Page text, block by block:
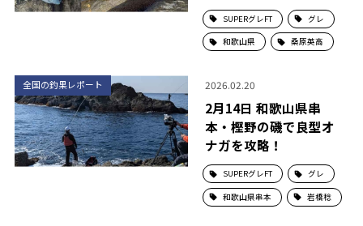
SUPERグレFT グレ
和歌山県 桑原英高
全国の釣果レポート 2026.02.20
2月14日 和歌山県串
本・樫野の磯で良型オ
ナガを攻略！
SUPERグレFT グレ
和歌山県串本 岩橋稔